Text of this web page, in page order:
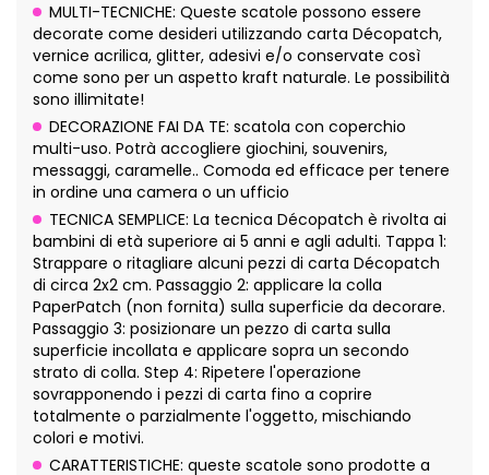
MULTI-TECNICHE: Queste scatole possono essere
decorate come desideri utilizzando carta Décopatch,
vernice acrilica, glitter, adesivi e/o conservate così
come sono per un aspetto kraft naturale. Le possibilità
sono illimitate!
DECORAZIONE FAI DA TE: scatola con coperchio
multi-uso. Potrà accogliere giochini, souvenirs,
messaggi, caramelle.. Comoda ed efficace per tenere
in ordine una camera o un ufficio
TECNICA SEMPLICE: La tecnica Décopatch è rivolta ai
bambini di età superiore ai 5 anni e agli adulti. Tappa 1:
Strappare o ritagliare alcuni pezzi di carta Décopatch
di circa 2x2 cm. Passaggio 2: applicare la colla
PaperPatch (non fornita) sulla superficie da decorare.
Passaggio 3: posizionare un pezzo di carta sulla
superficie incollata e applicare sopra un secondo
strato di colla. Step 4: Ripetere l'operazione
sovrapponendo i pezzi di carta fino a coprire
totalmente o parzialmente l'oggetto, mischiando
colori e motivi.
CARATTERISTICHE: queste scatole sono prodotte a